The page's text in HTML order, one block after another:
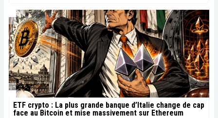
ETF crypto : La plus grande banque d’Italie change de cap
face au Bitcoin et mise massivement sur Ethereum